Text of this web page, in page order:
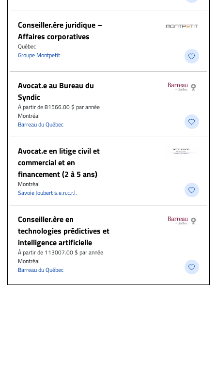
Conseiller.ère juridique –
Affaires corporatives
Québec
Groupe Montpetit
Avocat.e au Bureau du
Syndic
À partir de 81566.00 $ par année
Montréal
Barreau du Québec
Avocat.e en litige civil et
commercial et en
financement (2 à 5 ans)
Montréal
Savoie Joubert s.e.n.c.r.l.
Conseiller.ère en
technologies prédictives et
intelligence artificielle
À partir de 113007.00 $ par année
Montréal
Barreau du Québec